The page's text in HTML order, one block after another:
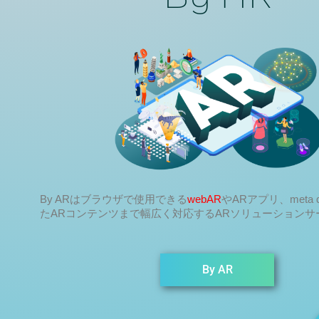
By ARはブラウザで使用できるwebARやARアプリ、meta
たARコンテンツまで幅広く対応するARソリューションサ
By AR